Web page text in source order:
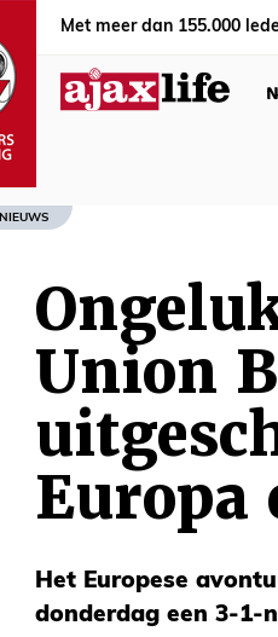
Met meer dan 155.000
NIEUWS
Union
Europa
Het Europese
donderdag een 3-1-